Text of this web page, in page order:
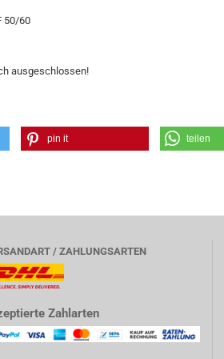
50/60
ausgeschlossen!
pin it teilen
/ ZAHLUNGSARTEN
Zahlarten